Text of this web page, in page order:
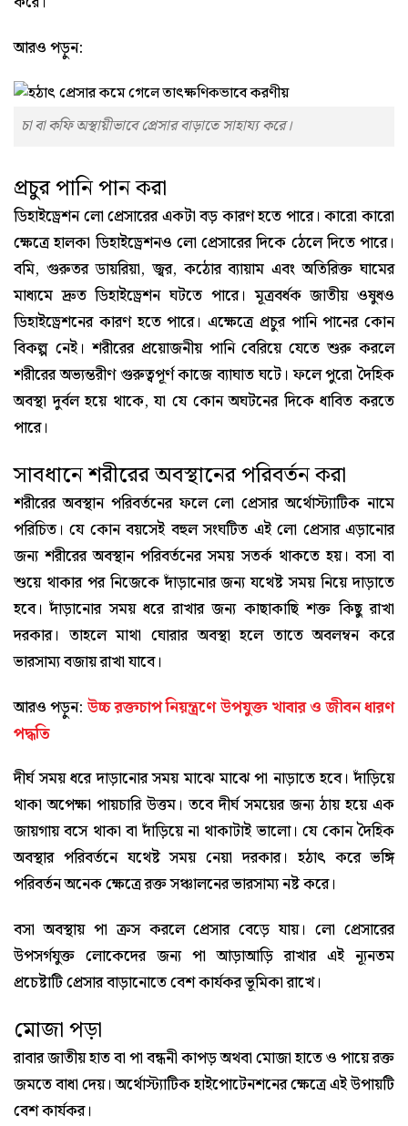
আরও পড়ুন:
চা বা কফি অস্থায়ীভাবে প্রেসার বাড়াতে সাহায্য করে।
প্রচুর পানি পান করা
ডিহাইড্রেশন লো প্রেসারের একটা বড় কারণ হতে পারে। কারো কারো
ক্ষেত্রে হালকা ডিহাইড্রেশনও লো প্রেসারের দিকে ঠেলে দিতে পারে।
বমি, গুরুতর ডায়রিয়া, জ্বর, কঠোর ব্যায়াম এবং অতিরিক্ত ঘামের
মাধ্যমে দ্রুত ডিহাইড্রেশন ঘটতে পারে। মূত্রবর্ধক জাতীয় ওষুধও
ডিহাইড্রেশনের কারণ হতে পারে। এক্ষেত্রে প্রচুর পানি পানের কোন
বিকল্প নেই। শরীরের প্রয়োজনীয় পানি বেরিয়ে যেতে শুরু করলে
শরীরের অভ্যন্তরীণ গুরুত্বপূর্ণ কাজে ব্যাঘাত ঘটে। ফলে পুরো দৈহিক
অবস্থা দুর্বল হয়ে থাকে, যা যে কোন অঘটনের দিকে ধাবিত করতে
পারে।
সাবধানে শরীরের অবস্থানের পরিবর্তন করা
শরীরের অবস্থান পরিবর্তনের ফলে লো প্রেসার অর্থোস্ট্যাটিক নামে
পরিচিত। যে কোন বয়সেই বহুল সংঘটিত এই লো প্রেসার এড়ানোর
জন্য শরীরের অবস্থান পরিবর্তনের সময় সতর্ক থাকতে হয়। বসা বা
শুয়ে থাকার পর নিজেকে দাঁড়ানোর জন্য যথেষ্ট সময় নিয়ে দাড়াতে
হবে। দাঁড়ানোর সময় ধরে রাখার জন্য কাছাকাছি শক্ত কিছু রাখা
দরকার। তাহলে মাথা ঘোরার অবস্থা হলে তাতে অবলম্বন করে
ভারসাম্য বজায় রাখা যাবে।
আরও পড়ুন:উচ্চ রক্তচাপ নিয়ন্ত্রণে উপযুক্ত খাবার ও জীবন ধারণ
পদ্ধতি
দীর্ঘ সময় ধরে দাড়ানোর সময় মাঝে মাঝে পা নাড়াতে হবে। দাঁড়িয়ে
থাকা অপেক্ষা পায়চারি উত্তম। তবে দীর্ঘ সময়ের জন্য ঠায় হয়ে এক
জায়গায় বসে থাকা বা দাঁড়িয়ে না থাকাটাই ভালো। যে কোন দৈহিক
অবস্থার পরিবর্তনে যথেষ্ট সময় নেয়া দরকার। হঠাৎ করে ভঙ্গি
পরিবর্তন অনেক ক্ষেত্রে রক্ত সঞ্চালনের ভারসাম্য নষ্ট করে।
বসা অবস্থায় পা ক্রস করলে প্রেসার বেড়ে যায়। লো প্রেসারের
উপসর্গযুক্ত লোকেদের জন্য পা আড়াআড়ি রাখার এই ন্যূনতম
প্রচেষ্টাটি প্রেসার বাড়ানোতে বেশ কার্যকর ভূমিকা রাখে।
মোজা পড়া
রাবার জাতীয় হাত বা পা বন্ধনী কাপড় অথবা মোজা হাতে ও পায়ে রক্ত
জমতে বাধা দেয়। অর্থোস্ট্যাটিক হাইপোটেনশনের ক্ষেত্রে এই উপায়টি
বেশ কার্যকর।